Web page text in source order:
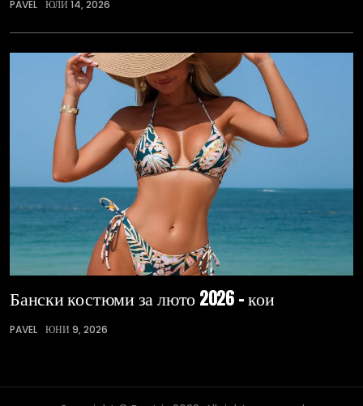
PAVEL ЮЛИ 14, 2026
Бански костюми за люто 2026 – кои
PAVEL ЮНИ 9, 2026